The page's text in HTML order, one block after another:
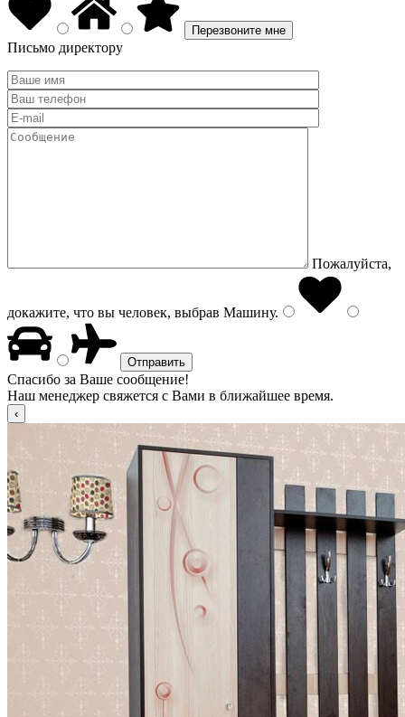
Письмо директору
Пожалуйста,
докажите, что вы человек, выбрав Машину.
Спасибо за Ваше сообщение!
Наш менеджер свяжется с Вами в ближайшее время.